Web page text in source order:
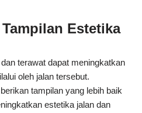
Estetika
terawat dapat meningkatkan
oleh jalan tersebut.
tampilan yang lebih baik
estetika jalan dan